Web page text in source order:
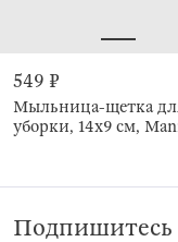
549 ₽
Мыльница-щетка
уборки, 14х9 см,
Подпишитесь